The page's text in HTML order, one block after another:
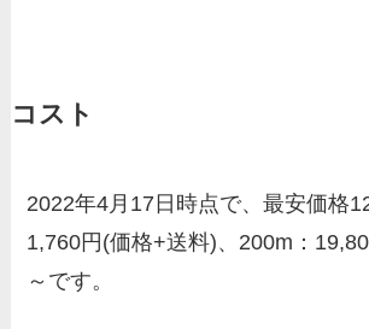
コスト
2022年4月17日時点で、最安価格
1,760円(価格+送料)、200m：
～です。